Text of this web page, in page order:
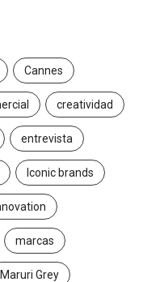
Cannes
creatividad
entrevista
Iconic brands
marcas
Maruri Grey